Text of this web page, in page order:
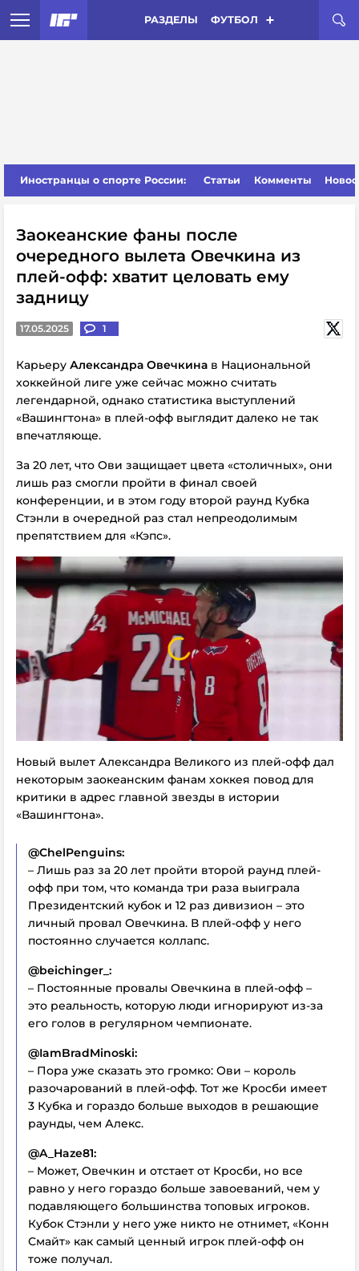
РАЗДЕЛЫ ФУТБОЛ
Иностранцы о спорте России: Статьи Комменты
Заокеанские фаны после
очередного вылета Овечкина из
плей-офф: хватит целовать ему
задницу
17.05.2025 1
Карьеру Александра Овечкина в Национальной
хоккейной лиге уже сейчас можно считать
легендарной, однако статистика выступлений
«Вашингтона» в плей-офф выглядит далеко не так
впечатляюще.
За 20 лет, что Ови защищает цвета «столичных», они
лишь раз смогли пройти в финал своей
конференции, и в этом году второй раунд Кубка
Стэнли в очередной раз стал непреодолимым
препятствием для «Кэпс».
Новый вылет Александра Великого из плей-офф дал
некоторым заокеанским фанам хоккея повод для
критики в адрес главной звезды в истории
«Вашингтона».
@ChelPenguins:
– Лишь раз за 20 лет пройти второй раунд плей-
офф при том, что команда три раза выиграла
Президентский кубок и 12 раз дивизион – это
личный провал Овечкина. В плей-офф у него
постоянно случается коллапс.
@beichinger_:
– Постоянные провалы Овечкина в плей-офф –
это реальность, которую люди игнорируют из-за
его голов в регулярном чемпионате.
@IamBradMinoski:
– Пора уже сказать это громко: Ови – король
разочарований в плей-офф. Тот же Кросби имеет
3 Кубка и гораздо больше выходов в решающие
раунды, чем Алекс.
@A_Haze81:
– Может, Овечкин и отстает от Кросби, но все
равно у него гораздо больше завоеваний, чем у
подавляющего большинства топовых игроков.
Кубок Стэнли у него уже никто не отнимет, «Конн
Смайт» как самый ценный игрок плей-офф он
тоже получал.